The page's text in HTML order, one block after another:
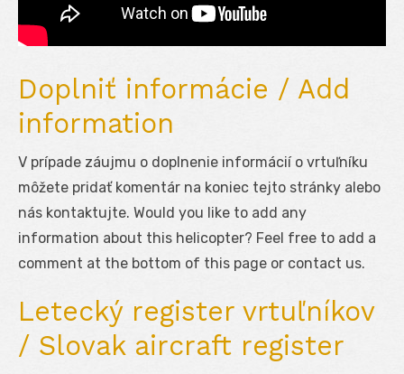
Doplniť informácie / Add
information
V prípade záujmu o doplnenie informácií o vrtuľníku
môžete pridať komentár na koniec tejto stránky alebo
nás kontaktujte. Would you like to add any
information about this helicopter? Feel free to add a
comment at the bottom of this page or contact us.
Letecký register vrtuľníkov
/ Slovak aircraft register